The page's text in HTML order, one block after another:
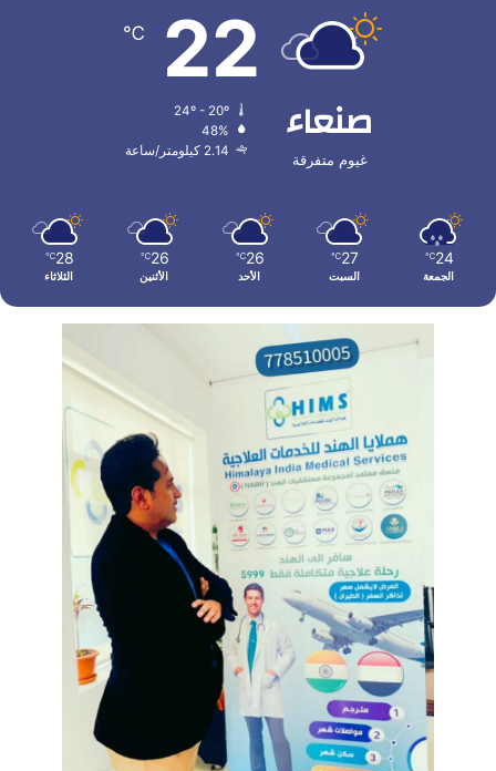
صنعاء
غيوم متفرقة
22
℃
48%
2.14 كيلومتر/ساعة
24
℃
الجمعة
27
℃
السبت
26
℃
الأحد
26
℃
الأثنين
28
℃
الثلاثاء